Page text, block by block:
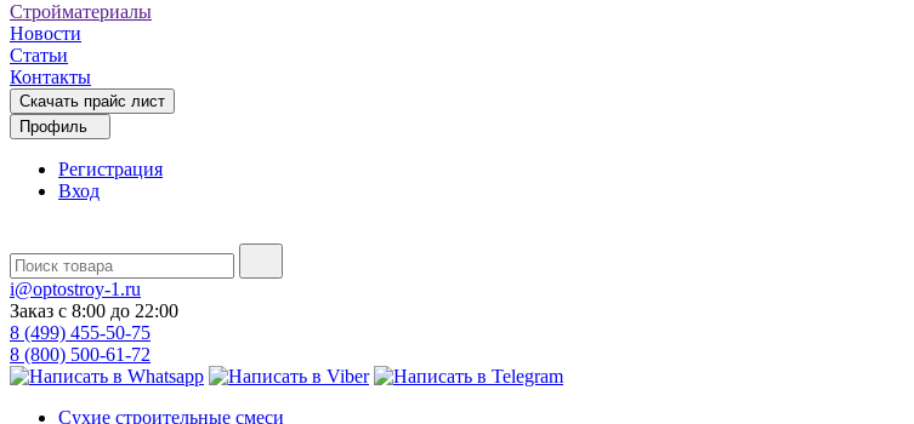
Стройматериалы
Новости
Статьи
Контакты
Скачать прайс лист
Профиль
Регистрация
Вход
i@optostroy-1.ru
Заказ с 8:00 до 22:00
8 (499) 455-50-75
8 (800) 500-61-72
Сухие строительные смеси